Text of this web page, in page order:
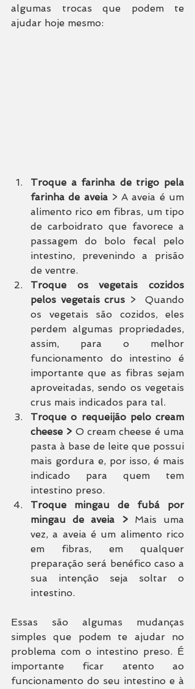
algumas trocas que podem te
ajudar hoje mesmo:
Troque a farinha de trigo pela
farinha de aveia > A aveia é um
alimento rico em fibras, um tipo
de carboidrato que favorece a
passagem do bolo fecal pelo
intestino, prevenindo a prisão
de ventre.
Troque os vegetais cozidos
pelos vegetais crus >  Quando
os vegetais são cozidos, eles
perdem algumas propriedades,
assim, para o melhor
funcionamento do intestino é
importante que as fibras sejam
aproveitadas, sendo os vegetais
crus mais indicados para tal.
Troque o requeijão pelo cream
cheese > O cream cheese é uma
pasta à base de leite que possui
mais gordura e, por isso, é mais
indicado para quem tem
intestino preso.
Troque mingau de fubá por
mingau de aveia > Mais uma
vez, a aveia é um alimento rico
em fibras, em qualquer
preparação será benéfico caso a
sua intenção seja soltar o
intestino.
Essas são algumas mudanças
simples que podem te ajudar no
problema com o intestino preso. É
importante ficar atento ao
funcionamento do seu intestino e à